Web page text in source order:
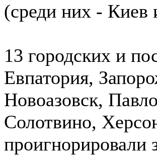
(среди них - Киев
13 городских и
Евпатория,
Новоазовск,
Солотвино,
проигнорировали